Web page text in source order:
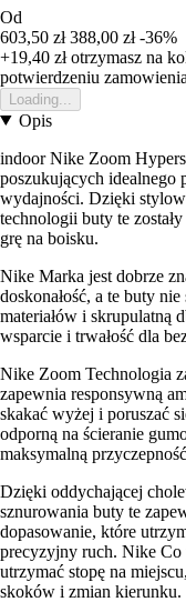
Od
603,50 zł 388,00 zł -36%
+19,40 złotrzymasz na
potwierdzeniu zamowienia
Loading...
Opis
indoor Nike Zoom
poszukujących idealnego
wydajności. Dzięki
technologii buty te
grę na boisku.
Nike Marka jest dobrze
doskonałość, a te buty
materiałów i skrupulatną
wsparcie i trwałość dla
Nike Zoom Technologia
zapewnia responsywną
skakać wyżej i poruszać
odporną na ścieranie
maksymalną
Dzięki oddychającej
sznurowania buty te
dopasowanie, które
precyzyjny ruch. Nike Co
utrzymać stopę na
skoków i zmian kierunku.